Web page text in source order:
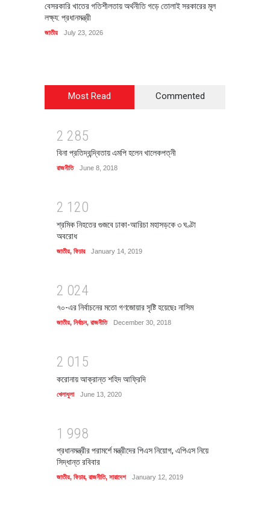
বেসরকারি খাতের গতিশীলতায় অর্থনীতি গড়ে তোলাই সরকারের মূল
লক্ষ্য: প্রধানমন্ত্রী
জাতীয় July 23, 2026
Most Read Commented
2 285
বিনা প্রতিদ্বন্দ্বিতায় এমপি হলেন খালেকপত্নী
রাজনীতি June 8, 2018
2 1 20
শ্রমিক নিহতের গুজবে ঢাকা-আরিচা মহাসড়কে ৩ ঘণ্টা
অবরোধ
জাতীয়, ফিচার January 14, 2019
2 024
৭০-এর নির্বাচনের মতো গণজোয়ার সৃষ্টি হয়েছেঃ নাসিম
জাতীয়, নির্বাচন, রাজনীতি December 30, 2018
2 01 5
করোনায় আক্রান্ত শহিদ আফ্রিদি
খেলাধুলা June 13, 2020
1 998
প্রধানমন্ত্রীর পরামর্শে মন্ত্রীদের পিএস নিয়োগ, এপিএস নিয়ে
সিদ্ধান্ত রবিবার
জাতীয়, ফিচার, রাজনীতি, সারাদেশ January 12, 2019